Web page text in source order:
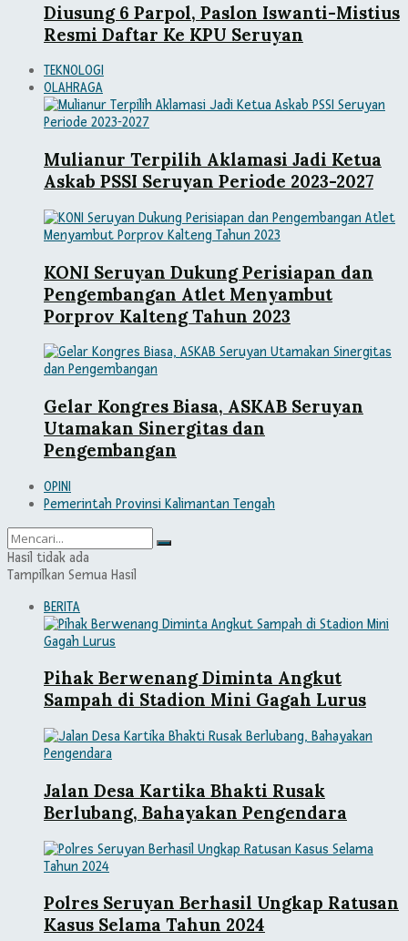
Diusung 6 Parpol, Paslon Iswanti-Mistius
Resmi Daftar Ke KPU Seruyan
TEKNOLOGI
OLAHRAGA
Mulianur Terpilih Aklamasi Jadi Ketua
Askab PSSI Seruyan Periode 2023-2027
KONI Seruyan Dukung Perisiapan dan
Pengembangan Atlet Menyambut
Porprov Kalteng Tahun 2023
Gelar Kongres Biasa, ASKAB Seruyan
Utamakan Sinergitas dan
Pengembangan
OPINI
Pemerintah Provinsi Kalimantan Tengah
Hasil tidak ada
Tampilkan Semua Hasil
BERITA
Pihak Berwenang Diminta Angkut
Sampah di Stadion Mini Gagah Lurus
Jalan Desa Kartika Bhakti Rusak
Berlubang, Bahayakan Pengendara
Polres Seruyan Berhasil Ungkap Ratusan
Kasus Selama Tahun 2024